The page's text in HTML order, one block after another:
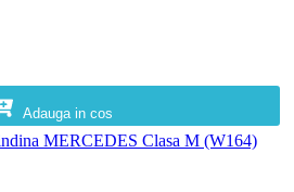
Adauga in cos